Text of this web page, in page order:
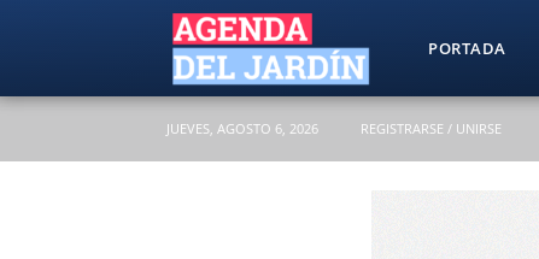
Agenda
PORTADA
JUEVES, AGOSTO 6, 2026 REGISTRARSE / UNIRSE